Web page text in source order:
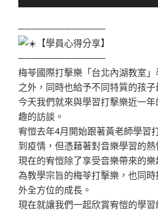
─────────────
【學員心得分享】
─────────────
梅苓國際打擊樂「台北內湖教室
之外，同時也給予不同特質的孩子
今天我們就來與學習打擊樂近一
趣的訪談。
宥愷去年4月開始跟著黃老師學習
到疫情，但憑藉著對音樂學習的熱
現在的宥愷除了享受音樂帶來的樂
為教學宗旨的梅苓打擊樂，也同
外全方位的成長。
現在就讓我們一起欣賞宥愷的學習